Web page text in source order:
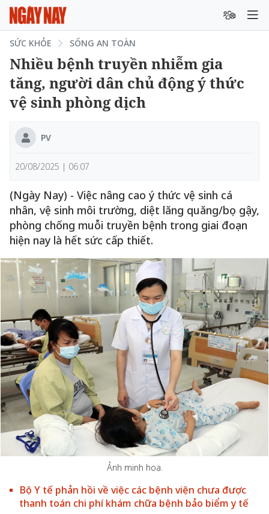
SỨC KHỎE SỐNG AN TOÀN
Nhiều bệnh truyền nhiễm gia
tăng, người dân chủ động ý thức
vệ sinh phòng dịch
PV
20/08/2025 | 06:07
(Ngày Nay) - Việc nâng cao ý thức vệ sinh cá
nhân, vệ sinh môi trường, diệt lăng quăng/bọ gậy,
phòng chống muỗi truyền bệnh trong giai đoạn
hiện nay là hết sức cấp thiết.
Ảnh minh hoạ.
Bộ Y tế phản hồi về việc các bệnh viện chưa được
thanh toán chi phí khám chữa bệnh bảo biểm y tế